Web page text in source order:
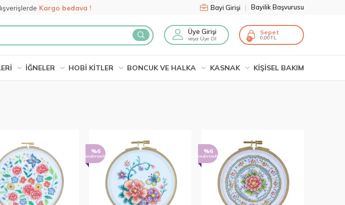
Kargo bedava ! Bayi Girişi | Bayilik Başvurusu
Üye Girişi
veya Üye Ol 0
Sepet
0,00
İĞNELER HOBİ KİTLER BONCUK VE HALKA KASNAK KİŞİSEL BAKIM
%6
indirimli
%6
indirimli